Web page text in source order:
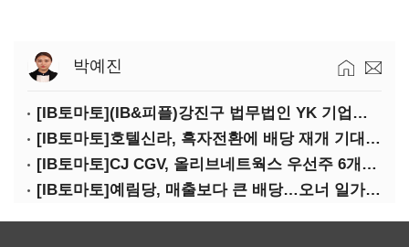
박예진
[IB토마토](IB&피플)강진구 법무법인 YK 기업거버넌스센터 센터장
[IB토마토]호텔신라, 흑자전환에 배당 재개 기대감…삼성생명도 웃을까
[IB토마토]CJ CGV, 올리브네트웍스 우선주 6개월 만에 상환…왜?
[IB토마토]예림당, 매출보다 큰 배당…오너 일가에 절반 간다